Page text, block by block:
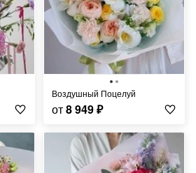
Воздушный Поцелуй
от8 949₽